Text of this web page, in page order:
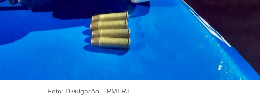
Foto: Divulgação – PMERJ